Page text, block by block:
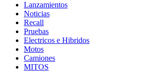
Lanzamientos
Noticias
Recall
Pruebas
Electricos e Hibridos
Motos
Camiones
MITOS